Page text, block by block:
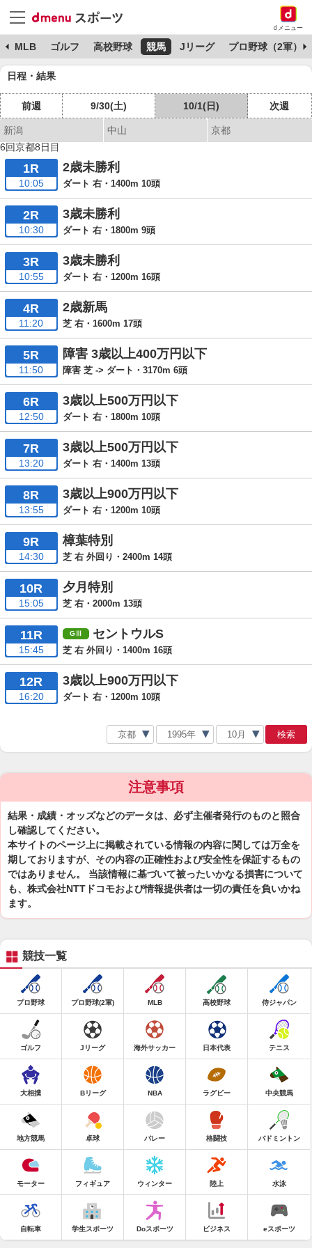
dメニュー
MLB ゴルフ 高校野球 競馬 Jリーグ プロ野球（2軍）
日程・結果
前週 9/30(土) 10/1(日) 次週
新潟 中山
京都
6回京都8日目
1R
10:05
2歳未勝利
ダート 右・1400m 10頭
2R
10:30
3歳未勝利
ダート 右・1800m 9頭
3R
10:55
3歳未勝利
ダート 右・1200m 16頭
4R
11:20
2歳新馬
芝 右・1600m 17頭
5R
11:50
障害 3歳以上400万円以下
障害 芝 -> ダート・3170m 6頭
6R
12:50
3歳以上500万円以下
ダート 右・1800m 10頭
7R
13:20
3歳以上500万円以下
ダート 右・1400m 13頭
8R
13:55
3歳以上900万円以下
ダート 右・1200m 10頭
9R
14:30
樟葉特別
芝 右 外回り・2400m 14頭
10R
15:05
夕月特別
芝 右・2000m 13頭
11R
15:45
セントウルS
芝 右 外回り・1400m 16頭
12R
16:20
3歳以上900万円以下
ダート 右・1200m 10頭
検索
注意事項
結果・成績・オッズなどのデータは、必ず主催者発行のものと照合
し確認してください。
本サイトのページ上に掲載されている情報の内容に関しては万全を
期しておりますが、その内容の正確性および安全性を保証するもの
ではありません。 当該情報に基づいて被ったいかなる損害について
も、株式会社NTTドコモおよび情報提供者は一切の責任を負いかね
ます。
競技一覧
プロ野球 プロ野球(2軍) MLB 高校野球 侍ジャパン
ゴルフ Jリーグ 海外サッカー 日本代表 テニス
大相撲 Bリーグ NBA ラグビー 中央競馬
地方競馬 卓球 バレー 格闘技 バドミントン
モーター フィギュア ウィンター 陸上 水泳
自転車 学生スポーツ Doスポーツ ビジネス eスポーツ